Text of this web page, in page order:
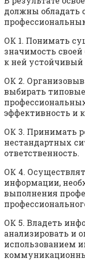
должны
ОК 1. Понимать
значимость
к ней устойчивый
ОК 2.
выбирать
эффективность и
ОК 3. Принимать
нестандартных
ответственность.
ОК 4.
информации,
выполнения
ОК 5. Владеть
анализировать и
использованием